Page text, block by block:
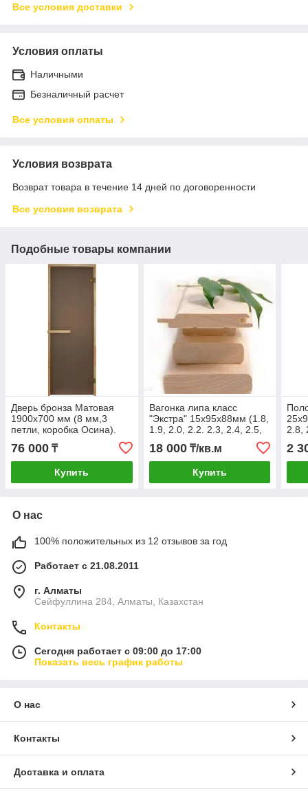
Все условия доставки
Условия оплаты
Наличными
Безналичный расчет
Все условия оплаты
Условия возврата
Возврат товара в течение 14 дней по договоренности
Все условия возврата
Подобные товары компании
Дверь бронза Матовая
1900х700 мм (8 мм,3
петли, коробка Осина).
76 000 ₸
Купить
Вагонка липа класс
"Экстра" 15х95х88мм (1.8,
1.9, 2.0, 2.2. 2.3, 2.4, 2.5,
2.8.3,0 )м. Марий Эл.
18 000₸/кв.м
Купить
2.8,
2
О нас
100% положительных из 12 отзывов за год
Работает с 21.08.2011
г. Алматы
Сейфуллина 284, Алматы, Казахстан
Контакты
Сегодня работает с 09:00 до 17:00
Показать весь график работы
О нас
Контакты
Доставка и оплата